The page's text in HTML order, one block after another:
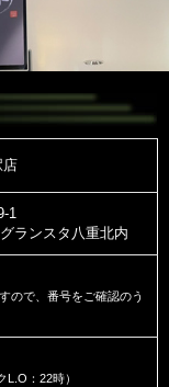
1
ランスタ八重北内
ので、番号をご確認のう
L.O：22時）